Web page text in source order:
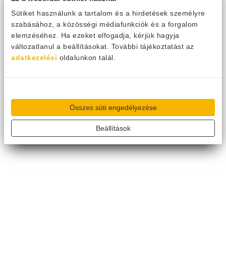
Sütiket használunk a tartalom és a hirdetések személyre
szabásához, a közösségi médiafunkciók és a forgalom
elemzéséhez. Ha ezeket elfogadja, kérjük hagyja
változatlanul a beállításokat. További tájékoztatást az
adatkezelési oldalunkon talál.
Összes süti engedélyezése
Beállítások
egység R32 (3 fázis)
1 131 570Ft